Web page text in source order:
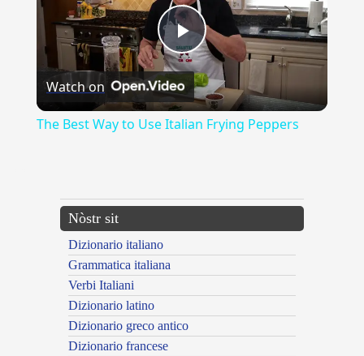
Play
Video
Watch on
The Best Way to Use Italian Frying Peppers
Nòstr sit
Dizionario italiano
Grammatica italiana
Verbi Italiani
Dizionario latino
Dizionario greco antico
Dizionario francese